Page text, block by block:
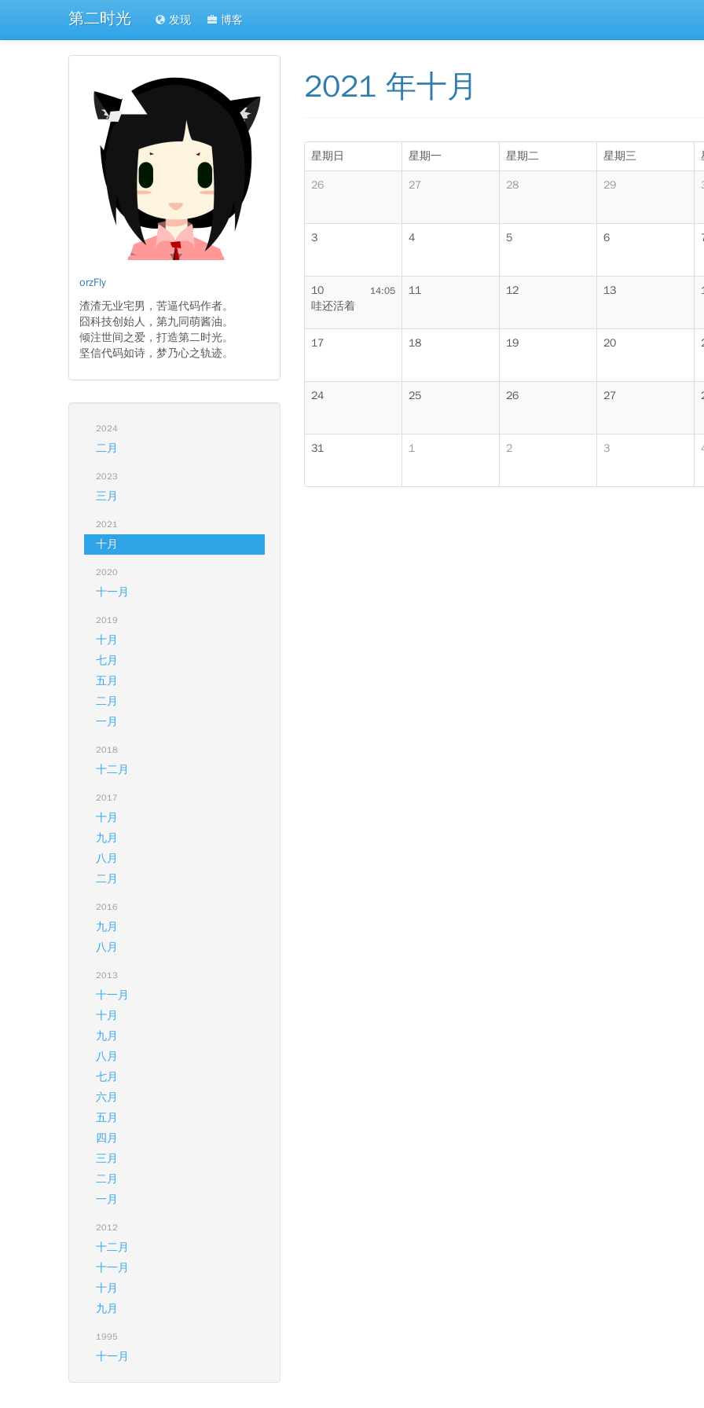
第二时光 发现 博客
orzFly
渣渣无业宅男，苦逼代码作者。
囧科技创始人，第九同萌酱油。
倾注世间之爱，打造第二时光。
坚信代码如诗，梦乃心之轨迹。
2024
二月
2023
三月
2021
十月
2020
十一月
2019
十月
七月
五月
二月
一月
2018
十二月
2017
十月
九月
八月
二月
2016
九月
八月
2013
十一月
十月
九月
八月
七月
六月
五月
四月
三月
二月
一月
2012
十二月
十一月
十月
九月
1995
十一月
2021 年十月
星期日 星期一 星期二 星期三
26 27 28 29
3 4 5 6
14:05
10
哇还活着
11 12 13
17 18 19 20
24 25 26 27
31 1 2 3